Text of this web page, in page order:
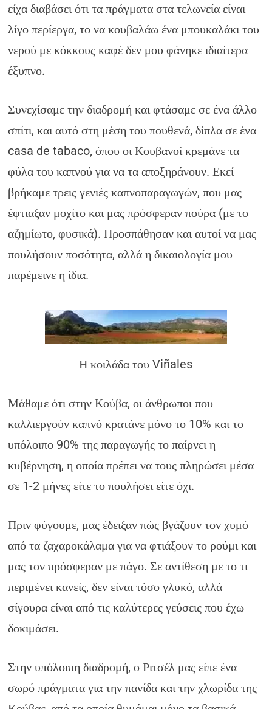
είχα διαβάσει ότι τα πράγματα στα τελωνεία είναι
λίγο περίεργα, το να κουβαλάω ένα μπουκαλάκι του
νερού με κόκκους καφέ δεν μου φάνηκε ιδιαίτερα
έξυπνο.
Συνεχίσαμε την διαδρομή και φτάσαμε σε ένα άλλο
σπίτι, και αυτό στη μέση του πουθενά, δίπλα σε ένα
casa de tabaco, όπου οι Κουβανοί κρεμάνε τα
φύλα του καπνού για να τα αποξηράνουν. Εκεί
βρήκαμε τρεις γενιές καπνοπαραγωγών, που μας
έφτιαξαν μοχίτο και μας πρόσφεραν πούρα (με το
αζημίωτο, φυσικά). Προσπάθησαν και αυτοί να μας
πουλήσουν ποσότητα, αλλά η δικαιολογία μου
παρέμεινε η ίδια.
Η κοιλάδα του Viñales
Μάθαμε ότι στην Κούβα, οι άνθρωποι που
καλλιεργούν καπνό κρατάνε μόνο το 10% και το
υπόλοιπο 90% της παραγωγής το παίρνει η
κυβέρνηση, η οποία πρέπει να τους πληρώσει μέσα
σε 1-2 μήνες είτε το πουλήσει είτε όχι.
Πριν φύγουμε, μας έδειξαν πώς βγάζουν τον χυμό
από τα ζαχαροκάλαμα για να φτιάξουν το ρούμι και
μας τον πρόσφεραν με πάγο. Σε αντίθεση με το τι
περιμένει κανείς, δεν είναι τόσο γλυκό, αλλά
σίγουρα είναι από τις καλύτερες γεύσεις που έχω
δοκιμάσει.
Στην υπόλοιπη διαδρομή, ο Ριτσέλ μας είπε ένα
σωρό πράγματα για την πανίδα και την χλωρίδα της